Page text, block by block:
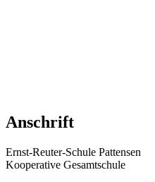
Anschrift
Ernst-Reuter-Schule Pattensen
Kooperative Gesamtschule